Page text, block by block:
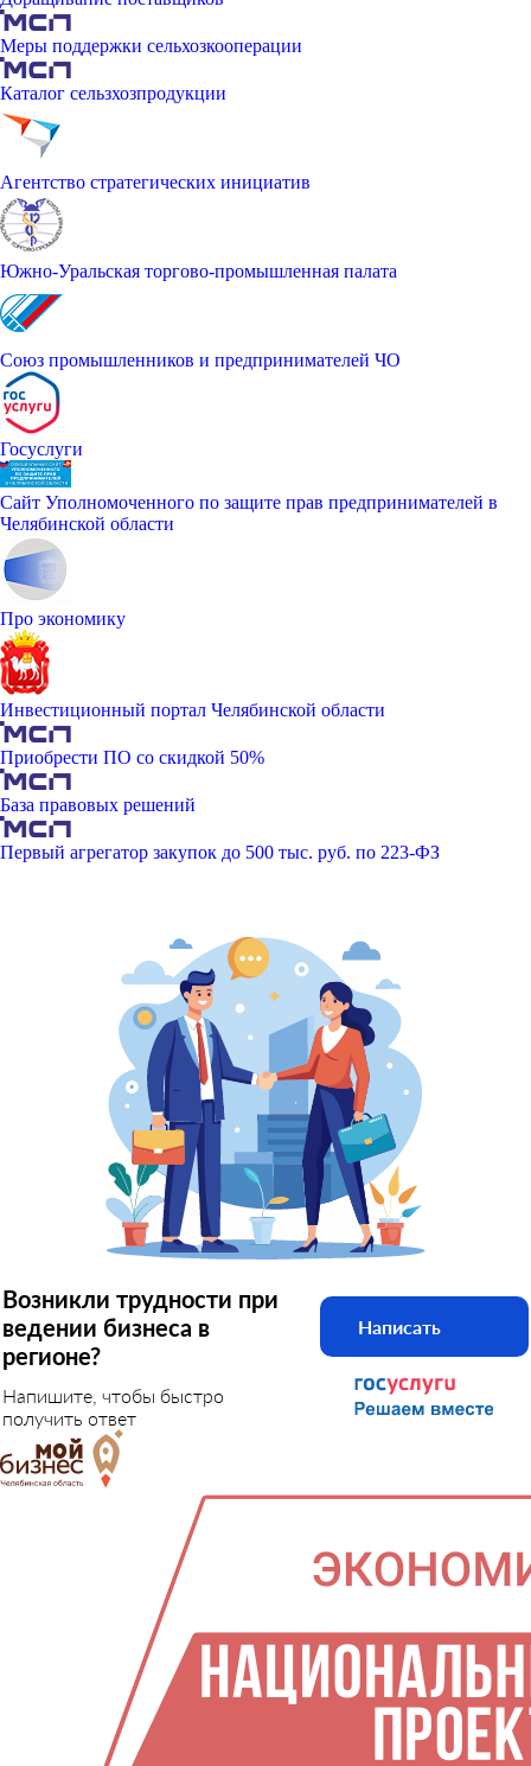
Меры поддержки сельхозкооперации
Каталог сельзхозпродукции
Агентство стратегических инициатив
Южно-Уральская торгово-промышленная палата
Союз промышленников и предпринимателей ЧО
Госуслуги
Сайт Уполномоченного по защите прав предпринимателей в
Челябинской области
Про экономику
Инвестиционный портал Челябинской области
Приобрести ПО со скидкой 50%
База правовых решений
Первый агрегатор закупок до 500 тыс. руб. по 223-ФЗ
Возникли трудности при
ведении бизнеса в
регионе?
Напишите, чтобы быстро
получить ответ
Написать